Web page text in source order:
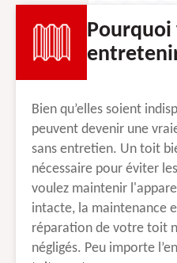
Pourquoi
Bien qu’elles soient
peuvent devenir une
sans entretien. Un toit
nécessaire pour éviter
voulez maintenir
intacte, la maintenance
réparation de votre toit
négligés. Peu importe